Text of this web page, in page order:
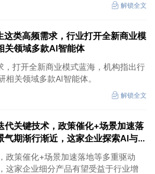
解锁全文
这类高频需求，行业打开全新商业模
关领域多款AI智能体
打开全新商业模式蓝海，机构指出行
关领域多款AI智能体。
解锁全文
代关键技术，政策催化+场景加速落
期渐行渐近，这家企业探索AI与具
政策催化+场景加速落地等多重驱动
这家企业细分产品有望受益于行业增